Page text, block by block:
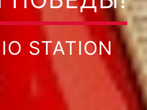
STATION